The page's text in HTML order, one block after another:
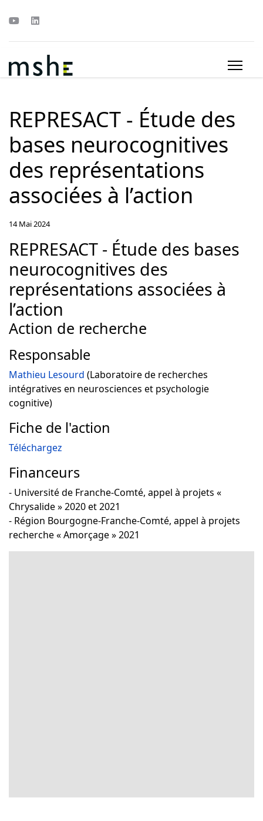
REPRESACT - Étude des
bases neurocognitives
des représentations
associées à l’action
14 Mai 2024
REPRESACT - Étude des bases
neurocognitives des
représentations associées à
l’action
Action de recherche
Responsable
Mathieu Lesourd (Laboratoire de recherches
intégratives en neurosciences et psychologie
cognitive)
Fiche de l'action
Téléchargez
Financeurs
- Université de Franche-Comté, appel à projets «
Chrysalide » 2020 et 2021
- Région Bourgogne-Franche-Comté, appel à projets
recherche « Amorçage » 2021